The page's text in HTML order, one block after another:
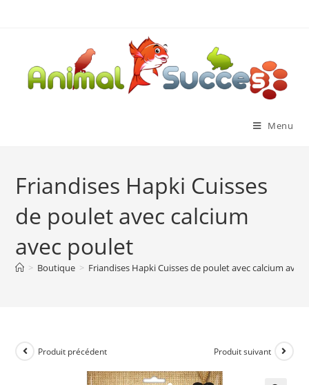
Menu
Friandises Hapki Cuisses
de poulet avec calcium
avec poulet
> Boutique > Friandises Hapki Cuisses de poulet avec calcium avec
Produit précédent Produit suivant